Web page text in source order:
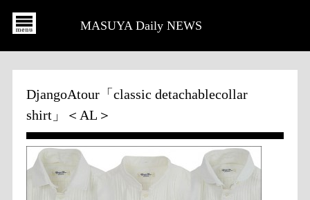
MASUYA Daily NEWS
DjangoAtour「classic detachablecollar
shirt」＜AL＞